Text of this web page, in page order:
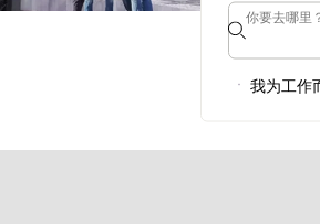
现在 H Rewards成为会员
你要去哪里
你要去哪里
我为工作